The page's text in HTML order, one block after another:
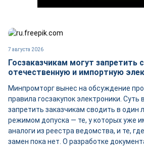
7 августа 2026
Госзаказчикам могут запретить
отечественную и импортную
Минпромторг вынес на обсуждение
правила госзакупок электроники. Суть
запретить заказчикам сводить в один
режимом допуска — те, у которых уже
аналоги из реестра ведомства, и те,
замен пока нет. О разработке